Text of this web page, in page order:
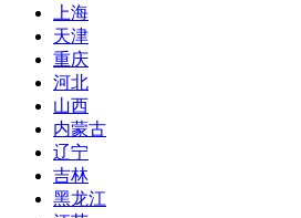
上海
天津
重庆
河北
山西
内蒙古
辽宁
吉林
黑龙江